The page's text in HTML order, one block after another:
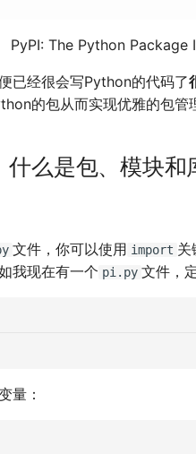
PyPI: The Python Package
已经很会写Python的代码了
的包从而实现优雅的包管
什么是包、模块和
文件，你可以使用 import 关
我现在有一个 pi.py 文件，
量：